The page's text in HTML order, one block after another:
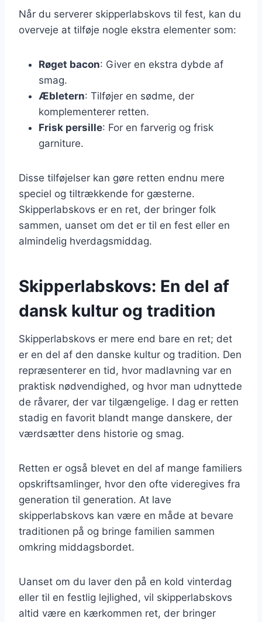
Når du serverer skipperlabskovs til fest, kan du
overveje at tilføje nogle ekstra elementer som:
Røget bacon: Giver en ekstra dybde af
smag.
Æbletern: Tilføjer en sødme, der
komplementerer retten.
Frisk persille: For en farverig og frisk
garniture.
Disse tilføjelser kan gøre retten endnu mere
speciel og tiltrækkende for gæsterne.
Skipperlabskovs er en ret, der bringer folk
sammen, uanset om det er til en fest eller en
almindelig hverdagsmiddag.
Skipperlabskovs: En del af
dansk kultur og tradition
Skipperlabskovs er mere end bare en ret; det
er en del af den danske kultur og tradition. Den
repræsenterer en tid, hvor madlavning var en
praktisk nødvendighed, og hvor man udnyttede
de råvarer, der var tilgængelige. I dag er retten
stadig en favorit blandt mange danskere, der
værdsætter dens historie og smag.
Retten er også blevet en del af mange familiers
opskriftsamlinger, hvor den ofte videregives fra
generation til generation. At lave
skipperlabskovs kan være en måde at bevare
traditionen på og bringe familien sammen
omkring middagsbordet.
Uanset om du laver den på en kold vinterdag
eller til en festlig lejlighed, vil skipperlabskovs
altid være en kærkommen ret, der bringer